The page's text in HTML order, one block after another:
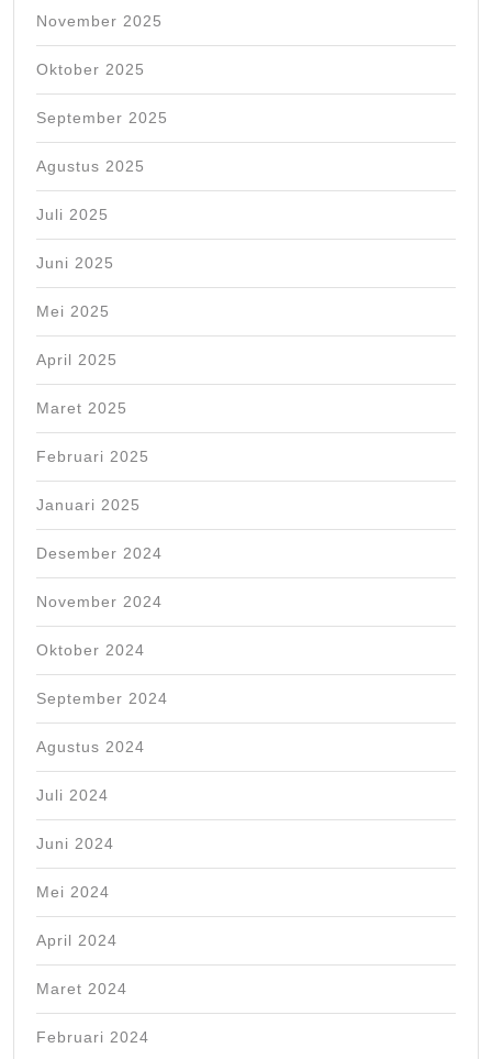
November 2025
Oktober 2025
September 2025
Agustus 2025
Juli 2025
Juni 2025
Mei 2025
April 2025
Maret 2025
Februari 2025
Januari 2025
Desember 2024
November 2024
Oktober 2024
September 2024
Agustus 2024
Juli 2024
Juni 2024
Mei 2024
April 2024
Maret 2024
Februari 2024